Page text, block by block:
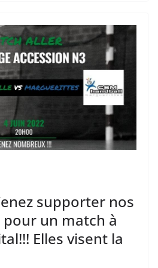
supporter nos
pour un match à
Elles visent la